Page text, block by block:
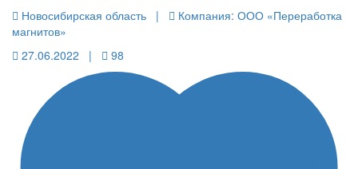
Новосибирская область |
Компания: ООО «Переработка
магнитов»
27.06.2022 |
98